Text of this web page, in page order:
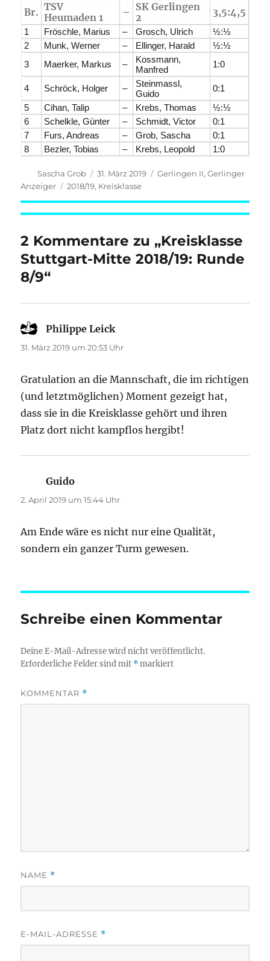
Br. TSV
Heumaden 1
– SK Gerlingen
2
3,5:4,5
1 Fröschle, Marius – Grosch, Ulrich
½:½
2
Munk, Werner – Ellinger, Harald
½:½
3
Maerker, Markus –
Kossmann,
Manfred
1:0
4 Schröck, Holger –
Steinmassl,
Guido
0:1
5
Cihan, Talip – Krebs, Thomas
½:½
6
Schelkle, Günter – Schmidt, Victor
0:1
7
Furs, Andreas – Grob, Sascha
0:1
8
Bezler, Tobias – Krebs, Leopold 1:0
Autor
Sascha Grob
Veröffentlicht
am
31. März 2019 Kategorien
Gerlingen II,Gerlinger
Anzeiger
Schlagwörter
2018/19, Kreisklasse
2 Kommentare zu „Kreisklasse
Stuttgart-Mitte 2018/19: Runde
8/9“
Philippe Leicksagt:
31. März 2019 um 20:53 Uhr
Gratulation an die Mannschaft, die im richtigen
(und letztmöglichen) Moment gezeigt hat,
dass sie in die Kreisklasse gehört und ihren
Platz dort nicht kampflos hergibt!
Guido
2. April 2019 um 15:44 Uhr
Am Ende wäre es nicht nur eine Qualität,
sondern ein ganzer Turm gewesen.
Schreibe einen Kommentar
Deine E-Mail-Adresse wird nicht veröffentlicht.
Erforderliche Felder sind mit *markiert
KOMMENTAR *
NAME *
E-MAIL-ADRESSE *